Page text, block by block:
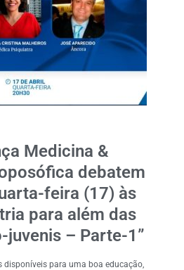
Medicina &
debatem
feira (17) às
para além das
juvenis – Parte-1”
disponíveis para uma boa educação,